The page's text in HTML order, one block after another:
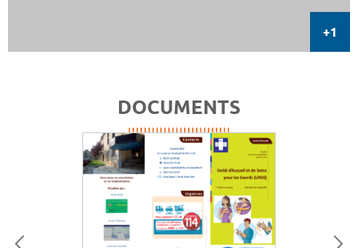
DOCUMENTS